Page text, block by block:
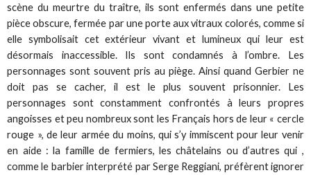
scène du meurtre du traître, ils sont enfermés dans une petite
pièce obscure, fermée par une porte aux vitraux colorés, comme si
elle symbolisait cet extérieur vivant et lumineux qui leur est
désormais inaccessible. Ils sont condamnés à l’ombre. Les
personnages sont souvent pris au piège. Ainsi quand Gerbier ne
doit pas se cacher, il est le plus souvent prisonnier. Les
personnages sont constamment confrontés à leurs propres
angoisses et peu nombreux sont les Français hors de leur « cercle
rouge », de leur armée du moins, qui s’y immiscent pour leur venir
en aide : la famille de fermiers, les châtelains ou d’autres qui ,
comme le barbier interprété par Serge Reggiani, préfèrent ignorer